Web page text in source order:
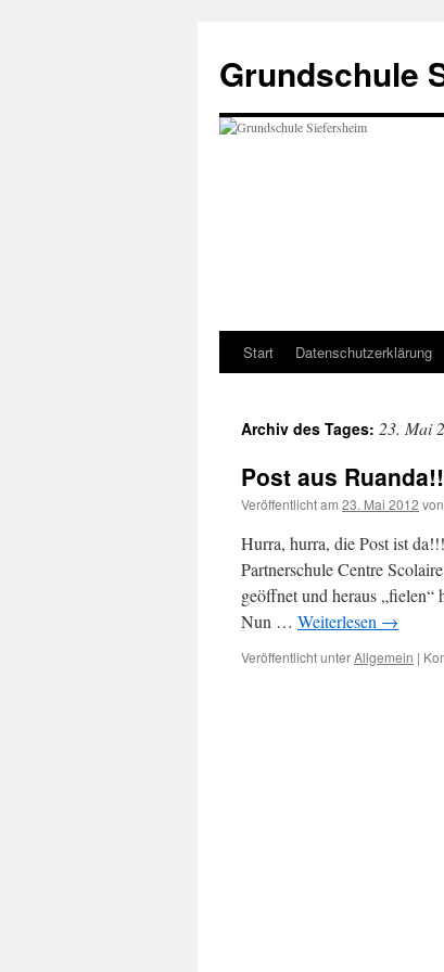
springen
Grundschule
Start Datenschutzerklärung
Archiv des Tages: 23. Mai
Post aus
Veröffentlicht am 23. Mai 2012 von
Hurra, hurra, die Post ist
Partnerschule Centre
geöffnet und heraus
Nun … Weiterlesen →
Veröffentlicht unterAllgemein |